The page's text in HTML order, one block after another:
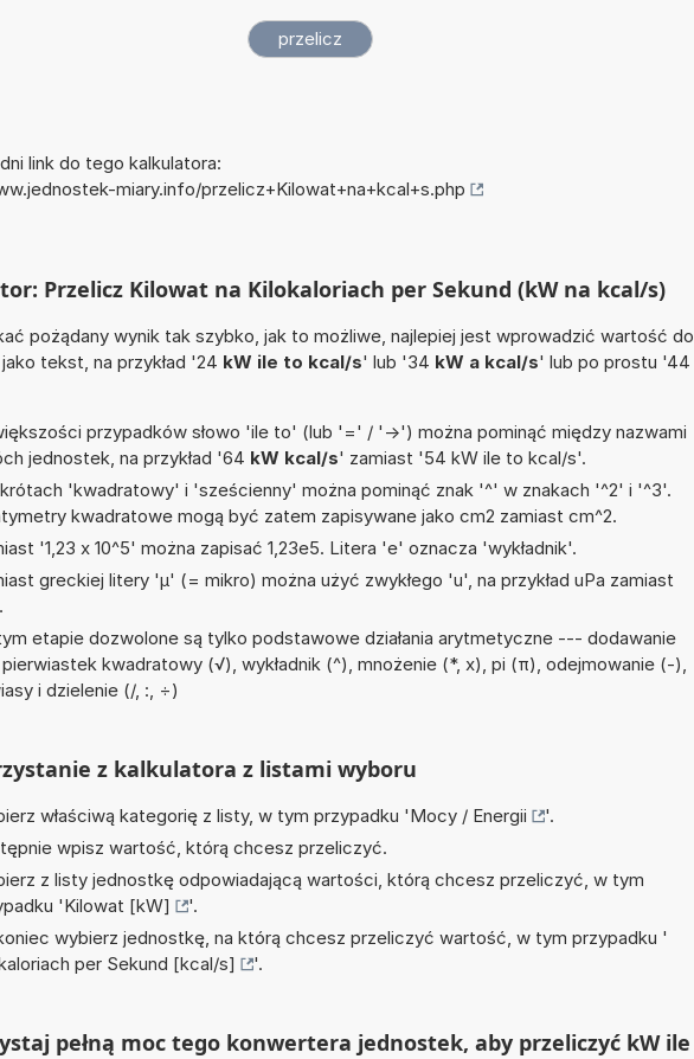
link do tego kalkulatora:
miary.info/przelicz+Kilowat+na+kcal+s.php
Przelicz Kilowat na Kilokaloriach per Sekund (kW na kcal/s)
pożądany wynik tak szybko, jak to możliwe, najlepiej jest wprowadzić wartość do
tekst, na przykład '24 kW ile to kcal/s' lub '34 kW a kcal/s' lub po prostu '44
przypadków słowo 'ile to' (lub '=' / '->') można pominąć między nazwami
jednostek, na przykład '64 kW kcal/s' zamiast '54 kW ile to kcal/s'.
'kwadratowy' i 'sześcienny' można pominąć znak '^' w znakach '^2' i '^3'.
kwadratowe mogą być zatem zapisywane jako cm2 zamiast cm^2.
'1,23 x 10^5' można zapisać 1,23e5. Litera 'e' oznacza 'wykładnik'.
greckiej litery 'µ' (= mikro) można użyć zwykłego 'u', na przykład uPa zamiast
etapie dozwolone są tylko podstawowe działania arytmetyczne --- dodawanie
kwadratowy (√), wykładnik (^), mnożenie (*, x), pi (π), odejmowanie (-),
i dzielenie (/, :, ÷)
z kalkulatora z listami wyboru
właściwą kategorię z listy, w tym przypadku 'Mocy / Energii
'.
wpisz wartość, którą chcesz przeliczyć.
z listy jednostkę odpowiadającą wartości, którą chcesz przeliczyć, w tym
'Kilowat [kW]
'.
wybierz jednostkę, na którą chcesz przeliczyć wartość, w tym przypadku '
per Sekund [kcal/s]
'.
pełną moc tego konwertera jednostek, aby przeliczyć kW ile